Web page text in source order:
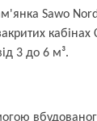
Sawo
3 до 6 м³.